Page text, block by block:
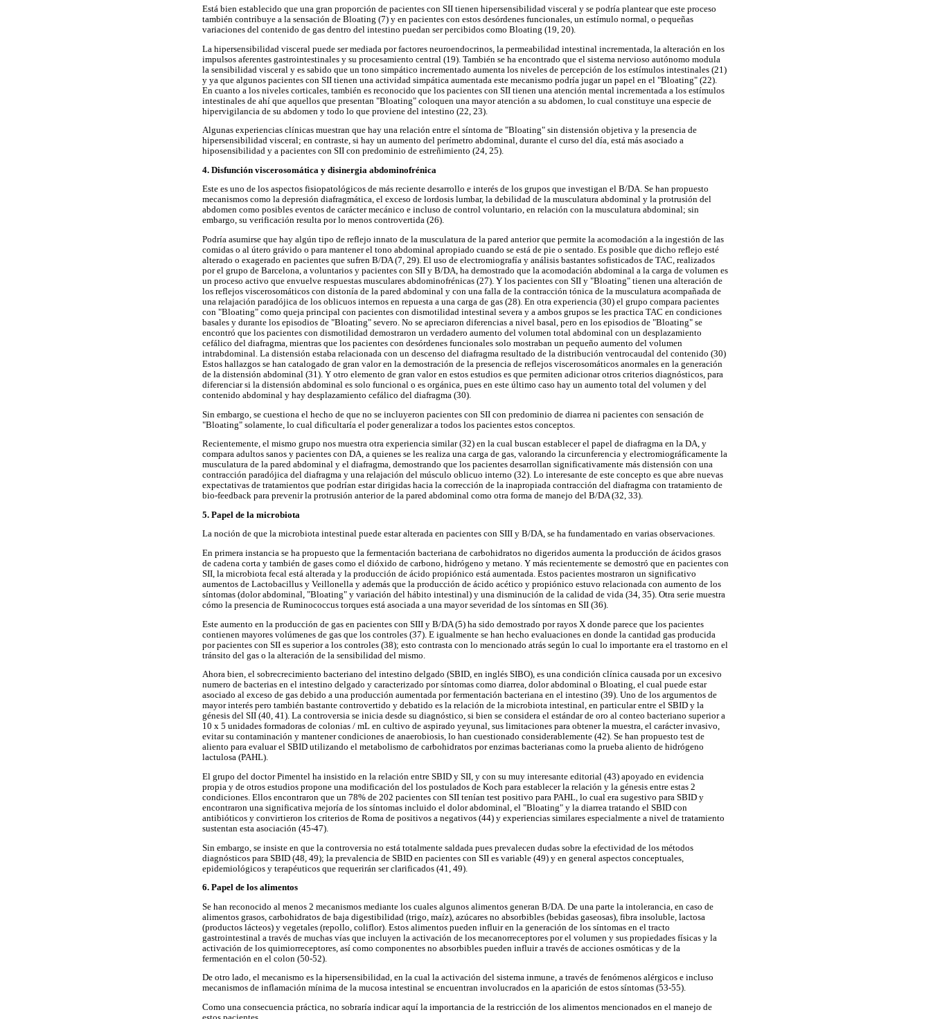
Está bien establecido que una gran proporción de pacientes con SII tienen hipersensibilidad visceral y se podría plantear que este proceso
también contribuye a la sensación de Bloating (7) y en pacientes con estos desórdenes funcionales, un estímulo normal, o pequeñas
variaciones del contenido de gas dentro del intestino puedan ser percibidos como Bloating (19, 20).
La hipersensibilidad visceral puede ser mediada por factores neuroendocrinos, la permeabilidad intestinal incrementada, la alteración en los
impulsos aferentes gastrointestinales y su procesamiento central (19). También se ha encontrado que el sistema nervioso autónomo modula
la sensibilidad visceral y es sabido que un tono simpático incrementado aumenta los niveles de percepción de los estímulos intestinales (21)
y ya que algunos pacientes con SII tienen una actividad simpática aumentada este mecanismo podría jugar un papel en el "Bloating" (22).
En cuanto a los niveles corticales, también es reconocido que los pacientes con SII tienen una atención mental incrementada a los estímulos
intestinales de ahí que aquellos que presentan "Bloating" coloquen una mayor atención a su abdomen, lo cual constituye una especie de
hipervigilancia de su abdomen y todo lo que proviene del intestino (22, 23).
Algunas experiencias clínicas muestran que hay una relación entre el síntoma de "Bloating" sin distensión objetiva y la presencia de
hipersensibilidad visceral; en contraste, si hay un aumento del perímetro abdominal, durante el curso del día, está más asociado a
hiposensibilidad y a pacientes con SII con predominio de estreñimiento (24, 25).
4. Disfunción viscerosomática y disinergia abdominofrénica
Este es uno de los aspectos fisiopatológicos de más reciente desarrollo e interés de los grupos que investigan el B/DA. Se han propuesto
mecanismos como la depresión diafragmática, el exceso de lordosis lumbar, la debilidad de la musculatura abdominal y la protrusión del
abdomen como posibles eventos de carácter mecánico e incluso de control voluntario, en relación con la musculatura abdominal; sin
embargo, su verificación resulta por lo menos controvertida (26).
Podría asumirse que hay algún tipo de reflejo innato de la musculatura de la pared anterior que permite la acomodación a la ingestión de las
comidas o al útero grávido o para mantener el tono abdominal apropiado cuando se está de pie o sentado. Es posible que dicho reflejo esté
alterado o exagerado en pacientes que sufren B/DA (7, 29). El uso de electromiografía y análisis bastantes sofisticados de TAC, realizados
por el grupo de Barcelona, a voluntarios y pacientes con SII y B/DA, ha demostrado que la acomodación abdominal a la carga de volumen es
un proceso activo que envuelve respuestas musculares abdominofrénicas (27). Y los pacientes con SII y "Bloating" tienen una alteración de
los reflejos viscerosomáticos con distonía de la pared abdominal y con una falla de la contracción tónica de la musculatura acompañada de
una relajación paradójica de los oblicuos internos en repuesta a una carga de gas (28). En otra experiencia (30) el grupo compara pacientes
con "Bloating" como queja principal con pacientes con dismotilidad intestinal severa y a ambos grupos se les practica TAC en condiciones
basales y durante los episodios de "Bloating" severo. No se apreciaron diferencias a nivel basal, pero en los episodios de "Bloating" se
encontró que los pacientes con dismotilidad demostraron un verdadero aumento del volumen total abdominal con un desplazamiento
cefálico del diafragma, mientras que los pacientes con desórdenes funcionales solo mostraban un pequeño aumento del volumen
intrabdominal. La distensión estaba relacionada con un descenso del diafragma resultado de la distribución ventrocaudal del contenido (30)
Estos hallazgos se han catalogado de gran valor en la demostración de la presencia de reflejos viscerosomáticos anormales en la generación
de la distensión abdominal (31). Y otro elemento de gran valor en estos estudios es que permiten adicionar otros criterios diagnósticos, para
diferenciar si la distensión abdominal es solo funcional o es orgánica, pues en este último caso hay un aumento total del volumen y del
contenido abdominal y hay desplazamiento cefálico del diafragma (30).
Sin embargo, se cuestiona el hecho de que no se incluyeron pacientes con SII con predominio de diarrea ni pacientes con sensación de
"Bloating" solamente, lo cual dificultaría el poder generalizar a todos los pacientes estos conceptos.
Recientemente, el mismo grupo nos muestra otra experiencia similar (32) en la cual buscan establecer el papel de diafragma en la DA, y
compara adultos sanos y pacientes con DA, a quienes se les realiza una carga de gas, valorando la circunferencia y electromiográficamente la
musculatura de la pared abdominal y el diafragma, demostrando que los pacientes desarrollan significativamente más distensión con una
contracción paradójica del diafragma y una relajación del músculo oblicuo interno (32). Lo interesante de este concepto es que abre nuevas
expectativas de tratamientos que podrían estar dirigidas hacia la corrección de la inapropiada contracción del diafragma con tratamiento de
bio-feedback para prevenir la protrusión anterior de la pared abdominal como otra forma de manejo del B/DA (32, 33).
5. Papel de la microbiota
La noción de que la microbiota intestinal puede estar alterada en pacientes con SIII y B/DA, se ha fundamentado en varias observaciones.
En primera instancia se ha propuesto que la fermentación bacteriana de carbohidratos no digeridos aumenta la producción de ácidos grasos
de cadena corta y también de gases como el dióxido de carbono, hidrógeno y metano. Y más recientemente se demostró que en pacientes con
SII, la microbiota fecal está alterada y la producción de ácido propiónico está aumentada. Estos pacientes mostraron un significativo
aumentos de Lactobacillus y Veillonella y además que la producción de ácido acético y propiónico estuvo relacionada con aumento de los
síntomas (dolor abdominal, "Bloating" y variación del hábito intestinal) y una disminución de la calidad de vida (34, 35). Otra serie muestra
cómo la presencia de Ruminococcus torques está asociada a una mayor severidad de los síntomas en SII (36).
Este aumento en la producción de gas en pacientes con SIII y B/DA (5) ha sido demostrado por rayos X donde parece que los pacientes
contienen mayores volúmenes de gas que los controles (37). E igualmente se han hecho evaluaciones en donde la cantidad gas producida
por pacientes con SII es superior a los controles (38); esto contrasta con lo mencionado atrás según lo cual lo importante era el trastorno en el
tránsito del gas o la alteración de la sensibilidad del mismo.
Ahora bien, el sobrecrecimiento bacteriano del intestino delgado (SBID, en inglés SIBO), es una condición clínica causada por un excesivo
numero de bacterias en el intestino delgado y caracterizado por síntomas como diarrea, dolor abdominal o Bloating, el cual puede estar
asociado al exceso de gas debido a una producción aumentada por fermentación bacteriana en el intestino (39). Uno de los argumentos de
mayor interés pero también bastante controvertido y debatido es la relación de la microbiota intestinal, en particular entre el SBID y la
génesis del SII (40, 41). La controversia se inicia desde su diagnóstico, si bien se considera el estándar de oro al conteo bacteriano superior a
10 x 5 unidades formadoras de colonias / mL en cultivo de aspirado yeyunal, sus limitaciones para obtener la muestra, el carácter invasivo,
evitar su contaminación y mantener condiciones de anaerobiosis, lo han cuestionado considerablemente (42). Se han propuesto test de
aliento para evaluar el SBID utilizando el metabolismo de carbohidratos por enzimas bacterianas como la prueba aliento de hidrógeno
lactulosa (PAHL).
El grupo del doctor Pimentel ha insistido en la relación entre SBID y SII, y con su muy interesante editorial (43) apoyado en evidencia
propia y de otros estudios propone una modificación del los postulados de Koch para establecer la relación y la génesis entre estas 2
condiciones. Ellos encontraron que un 78% de 202 pacientes con SII tenían test positivo para PAHL, lo cual era sugestivo para SBID y
encontraron una significativa mejoría de los síntomas incluido el dolor abdominal, el "Bloating" y la diarrea tratando el SBID con
antibióticos y convirtieron los criterios de Roma de positivos a negativos (44) y experiencias similares especialmente a nivel de tratamiento
sustentan esta asociación (45-47).
Sin embargo, se insiste en que la controversia no está totalmente saldada pues prevalecen dudas sobre la efectividad de los métodos
diagnósticos para SBID (48, 49); la prevalencia de SBID en pacientes con SII es variable (49) y en general aspectos conceptuales,
epidemiológicos y terapéuticos que requerirán ser clarificados (41, 49).
6. Papel de los alimentos
Se han reconocido al menos 2 mecanismos mediante los cuales algunos alimentos generan B/DA. De una parte la intolerancia, en caso de
alimentos grasos, carbohidratos de baja digestibilidad (trigo, maíz), azúcares no absorbibles (bebidas gaseosas), fibra insoluble, lactosa
(productos lácteos) y vegetales (repollo, coliflor). Estos alimentos pueden influir en la generación de los síntomas en el tracto
gastrointestinal a través de muchas vías que incluyen la activación de los mecanorreceptores por el volumen y sus propiedades físicas y la
activación de los quimiorreceptores, así como componentes no absorbibles pueden influir a través de acciones osmóticas y de la
fermentación en el colon (50-52).
De otro lado, el mecanismo es la hipersensibilidad, en la cual la activación del sistema inmune, a través de fenómenos alérgicos e incluso
mecanismos de inflamación mínima de la mucosa intestinal se encuentran involucrados en la aparición de estos síntomas (53-55).
Como una consecuencia práctica, no sobraría indicar aquí la importancia de la restricción de los alimentos mencionados en el manejo de